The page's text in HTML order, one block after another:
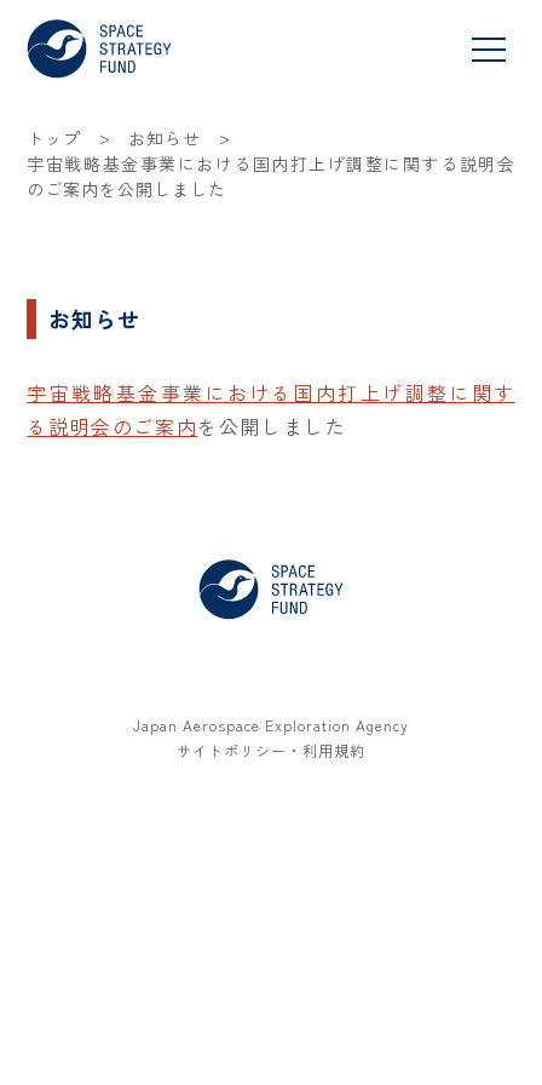
トップ > お知らせ
>
宇宙戦略基金事業における国内打上げ調整に関する説明会
のご案内を公開しました
お知らせ
宇宙戦略基金事業における国内打上げ調整に関す
る説明会のご案内を公開しました
Japan Aerospace Exploration Agency
サイトポリシー・利用規約